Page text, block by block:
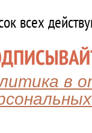
всех
в